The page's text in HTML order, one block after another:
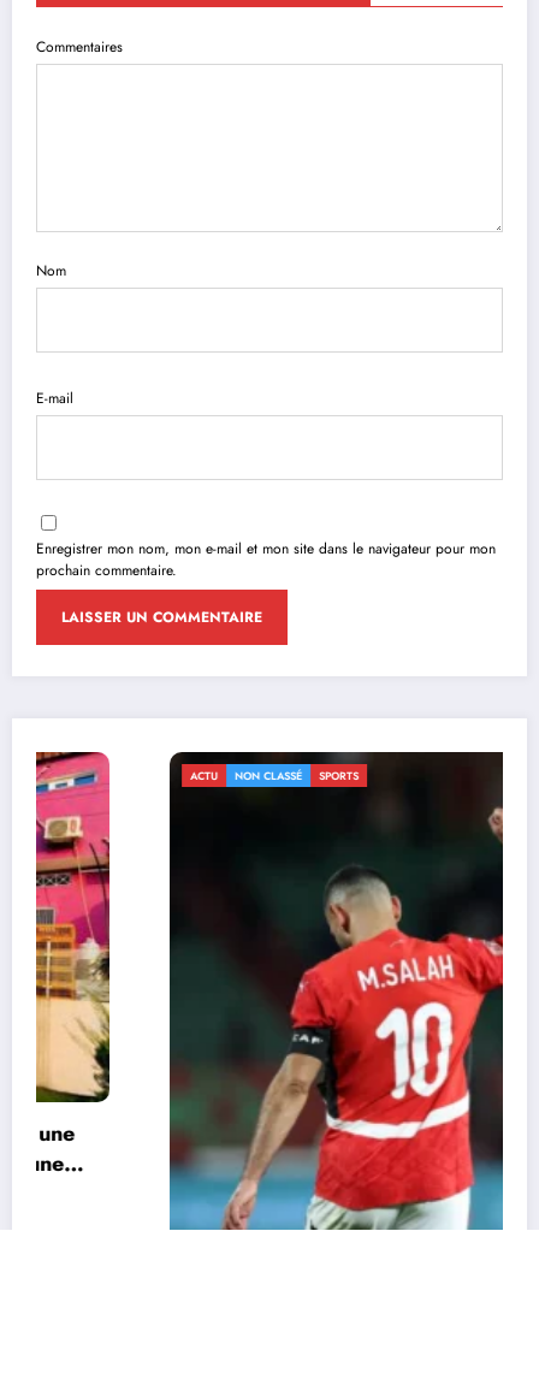
Commentaires
Nom
E-mail
Enregistrer mon nom, mon e-mail et mon site dans le navigateur pour mon
prochain commentaire.
ACTU SPORTS